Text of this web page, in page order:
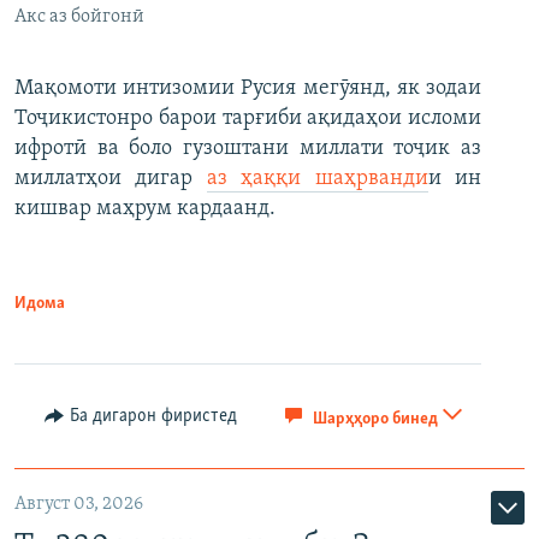
Акс аз бойгонӣ
Мақомоти интизомии Русия мегӯянд, як зодаи
Тоҷикистонро барои тарғиби ақидаҳои исломи
ифротӣ ва боло гузоштани миллати тоҷик аз
миллатҳои дигар аз ҳаққи шаҳрвандии ин
кишвар маҳрум кардаанд.
Идома
Ба дигарон фиристед Шарҳҳоро бинед
Август 03, 2026